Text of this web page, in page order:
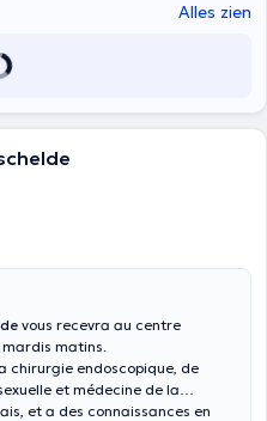
Alles zien
vous recevra au centre
mardis matins.
chirurgie endoscopique, de
et médecine de la
et a des connaissances en